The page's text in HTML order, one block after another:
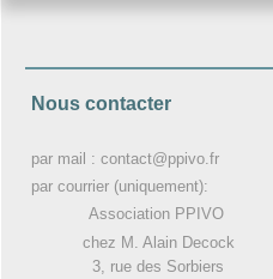
Nous contacter
par mail : contact@ppivo.fr
par courrier (uniquement):
Association PPIVO
chez M. Alain Decock
3, rue des Sorbiers